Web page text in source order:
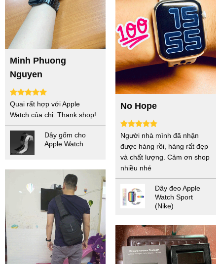
Minh Phuong
Nguyen
Quai rất hợp với Apple
Watch của chị. Thank shop!
Dây gốm cho
Apple Watch
No Hope
Người nhà mình đã nhận
được hàng rồi, hàng rất đẹp
và chất lượng. Cảm ơn shop
nhiều nhé
Dây đeo Apple
Watch Sport
(Nike)